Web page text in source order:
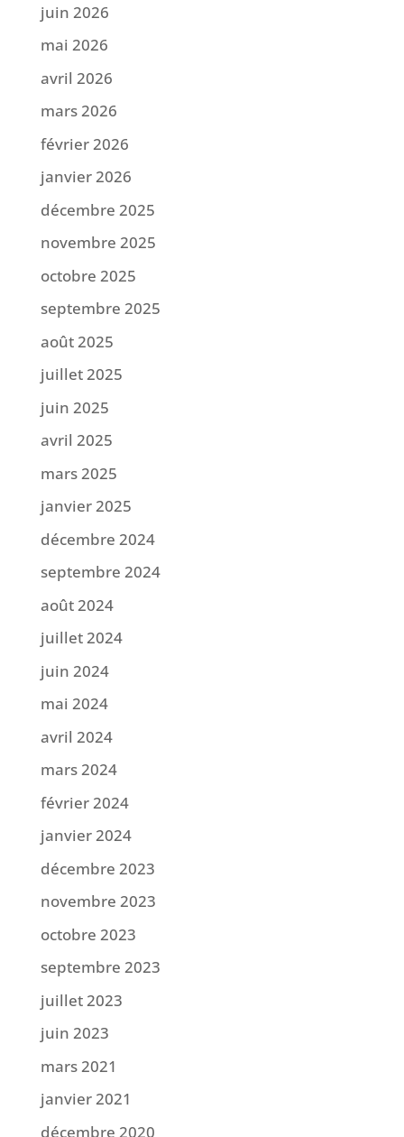
juin 2026
mai 2026
avril 2026
mars 2026
février 2026
janvier 2026
décembre 2025
novembre 2025
octobre 2025
septembre 2025
août 2025
juillet 2025
juin 2025
avril 2025
mars 2025
janvier 2025
décembre 2024
septembre 2024
août 2024
juillet 2024
juin 2024
mai 2024
avril 2024
mars 2024
février 2024
janvier 2024
décembre 2023
novembre 2023
octobre 2023
septembre 2023
juillet 2023
juin 2023
mars 2021
janvier 2021
décembre 2020